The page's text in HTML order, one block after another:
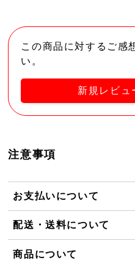
この商品に対するご感
い。
新規レビュ
注意事項
お支払いについて
配送・送料について
商品について